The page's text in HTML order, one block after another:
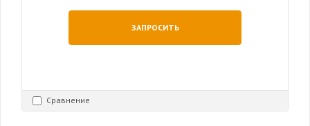
ЗАПРОСИТЬ
Сравнение